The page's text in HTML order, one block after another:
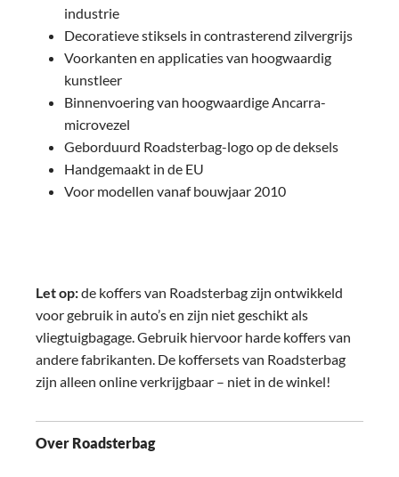
industrie
Decoratieve stiksels in contrasterend zilvergrijs
Voorkanten en applicaties van hoogwaardig
kunstleer
Binnenvoering van hoogwaardige Ancarra-
microvezel
Geborduurd Roadsterbag-logo op de deksels
Handgemaakt in de EU
Voor modellen vanaf bouwjaar 2010
Let op:de koffers van Roadsterbag zijn ontwikkeld
voor gebruik in auto’s en zijn niet geschikt als
vliegtuigbagage. Gebruik hiervoor harde koffers van
andere fabrikanten. De koffersets van Roadsterbag
zijn alleen online verkrijgbaar – niet in de winkel!
Over Roadsterbag